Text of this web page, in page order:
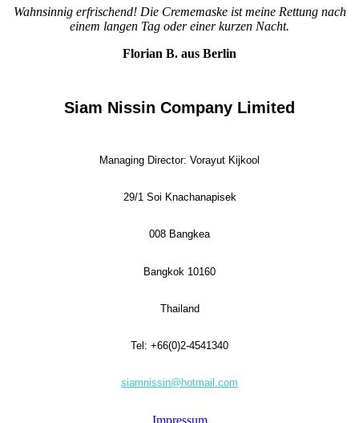
Wahnsinnig erfrischend! Die Crememaske ist meine Rettung nach
einem langen Tag oder einer kurzen Nacht.
Florian B. aus Berlin
Siam Nissin Company Limited
Managing Director: Vorayut Kijkool
29/1 Soi Knachanapisek
008 Bangkea
Bangkok 10160
Thailand
Tel: +66(0)2-4541340
siamnissin@hotmail.com
Impressum